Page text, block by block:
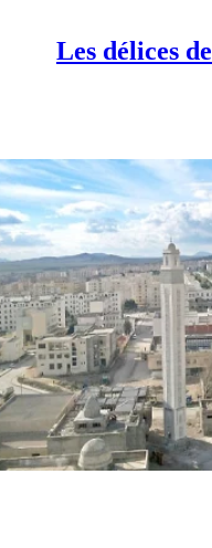
Les délices